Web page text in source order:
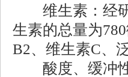
维生素：经研
生素的总量为
B2、维生素C、
酸度、缓冲性